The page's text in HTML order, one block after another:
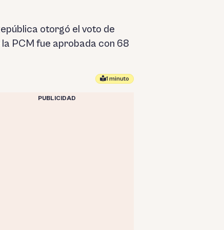
otorgó el voto de
PCM fue aprobada con 68
1 minuto
PUBLICIDAD